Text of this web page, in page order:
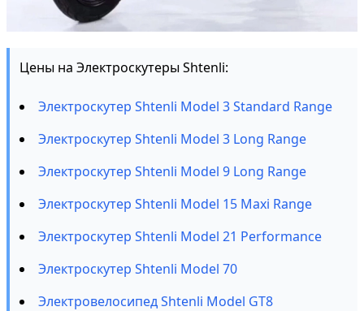
Цены на Электроскутеры Shtenli:
Электроскутер Shtenli Model 3 Standard Range
Электроскутер Shtenli Model 3 Long Range
Электроскутер Shtenli Model 9 Long Range
Электроскутер Shtenli Model 15 Maxi Range
Электроскутер Shtenli Model 21 Performance
Электроскутер Shtenli Model 70
Электровелосипед Shtenli Model GT8